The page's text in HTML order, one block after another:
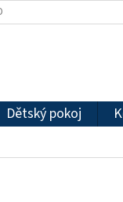
OCHRANY OSOBNÍCH
Dětský pokoj